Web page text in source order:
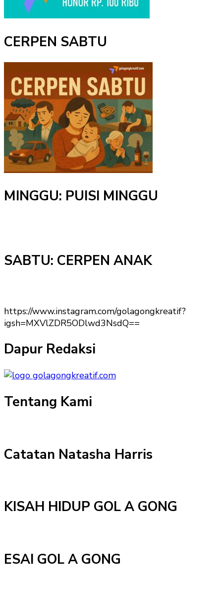
CERPEN SABTU
MINGGU: PUISI MINGGU
SABTU: CERPEN ANAK
https://www.instagram.com/golagongkreatif?
igsh=MXVlZDR5ODlwd3NsdQ==
Dapur Redaksi
Tentang Kami
Catatan Natasha Harris
KISAH HIDUP GOL A GONG
ESAI GOL A GONG